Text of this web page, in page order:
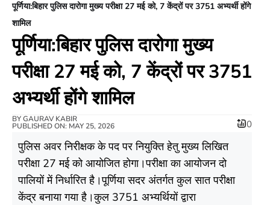
पूर्णिया:बिहार पुलिस दारोगा मुख्य परीक्षा 27 मई को, 7 केंद्रों पर 3751 अभ्यर्थी होंगे
शामिल
पूर्णिया:बिहार पुलिस दारोगा मुख्य
परीक्षा 27 मई को, 7 केंद्रों पर 3751
अभ्यर्थी होंगे शामिल
BYGAURAV KABIR
PUBLISHED ON: MAY 25, 2026 0
पुलिस अवर निरीक्षक के पद पर नियुक्ति हेतु मुख्य लिखित
परीक्षा 27 मई को आयोजित होगा।परीक्षा का आयोजन दो
पालियों में निर्धारित है।पूर्णिया सदर अंतर्गत कुल सात परीक्षा
केंद्र बनाया गया है।कुल 3751 अभ्यर्थियों द्वारा